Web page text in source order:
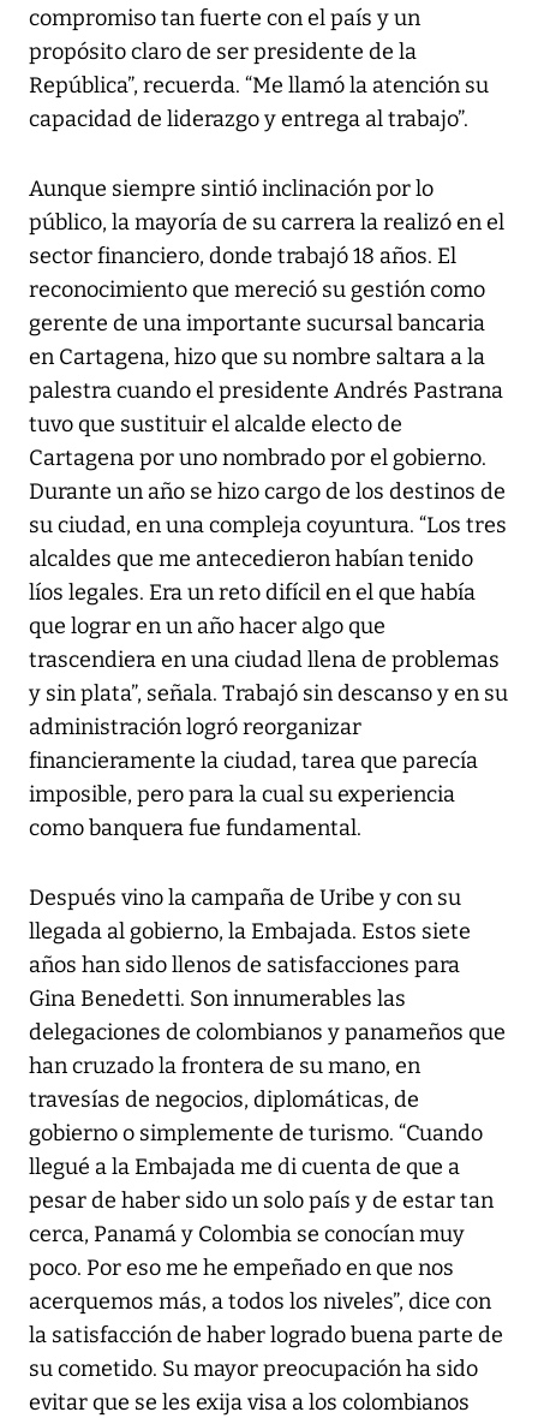
compromiso tan fuerte con el país y un
propósito claro de ser presidente de la
República”, recuerda. “Me llamó la atención su
capacidad de liderazgo y entrega al trabajo”.
Aunque siempre sintió inclinación por lo
público, la mayoría de su carrera la realizó en el
sector financiero, donde trabajó 18 años. El
reconocimiento que mereció su gestión como
gerente de una importante sucursal bancaria
en Cartagena, hizo que su nombre saltara a la
palestra cuando el presidente Andrés Pastrana
tuvo que sustituir el alcalde electo de
Cartagena por uno nombrado por el gobierno.
Durante un año se hizo cargo de los destinos de
su ciudad, en una compleja coyuntura. “Los tres
alcaldes que me antecedieron habían tenido
líos legales. Era un reto difícil en el que había
que lograr en un año hacer algo que
trascendiera en una ciudad llena de problemas
y sin plata”, señala. Trabajó sin descanso y en su
administración logró reorganizar
financieramente la ciudad, tarea que parecía
imposible, pero para la cual su experiencia
como banquera fue fundamental.
Después vino la campaña de Uribe y con su
llegada al gobierno, la Embajada. Estos siete
años han sido llenos de satisfacciones para
Gina Benedetti. Son innumerables las
delegaciones de colombianos y panameños que
han cruzado la frontera de su mano, en
travesías de negocios, diplomáticas, de
gobierno o simplemente de turismo. “Cuando
llegué a la Embajada me di cuenta de que a
pesar de haber sido un solo país y de estar tan
cerca, Panamá y Colombia se conocían muy
poco. Por eso me he empeñado en que nos
acerquemos más, a todos los niveles”, dice con
la satisfacción de haber logrado buena parte de
su cometido. Su mayor preocupación ha sido
evitar que se les exija visa a los colombianos